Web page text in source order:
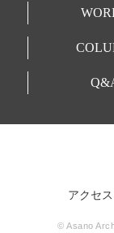
アクセス
© Asano